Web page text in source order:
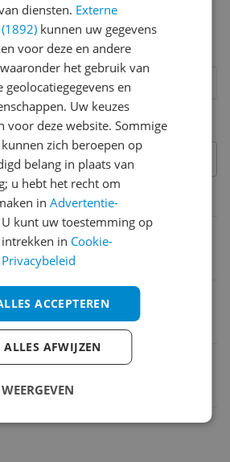
product?
8
7
6
5
Vraag 1 van 4
diensten. Externe
kunnen uw gegevens
voor deze en andere
het gebruik van
geolocatiegegevens en
Uw keuzes
voor deze website. Sommige
zich beroepen op
belang in plaats van
u hebt het recht om
inAdvertentie-
U kunt uw toestemming op
in Cookie-
Privacybeleid
ACCEPTEREN
ALLES AFWIJZEN